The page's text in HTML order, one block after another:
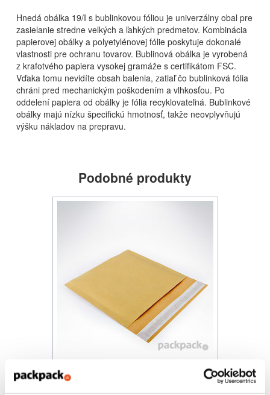
Hnedá obálka 19/I s bublinkovou fóliou je univerzálny obal pre
zasielanie stredne velkých a ľahkých predmetov. Kombinácia
papierovej obálky a polyetylénovej fólie poskytuje dokonalé
vlastnosti pre ochranu tovarov. Bublinová obálka je vyrobená
z krafotvého papiera vysokej gramáže s certifikátom FSC.
Vďaka tomu nevidíte obsah balenia, zatiaľ čo bublinková fólia
chráni pred mechanickým poškodením a vlhkosťou. Po
oddelení papiera od obálky je fólia recyklovateľná. Bublinkové
obálky majú nízku špecifickú hmotnosť, takže neovplyvňujú
výšku nákladov na prepravu.
Podobné produkty
Obálka hnedá s bublinkovou fóliou